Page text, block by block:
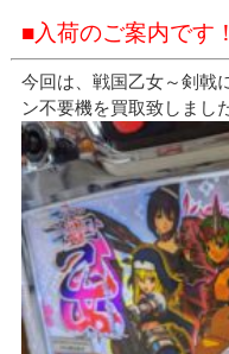
■入荷のご案内です！
今回は、戦国乙女～剣戟
ン不要機を買取致しまし